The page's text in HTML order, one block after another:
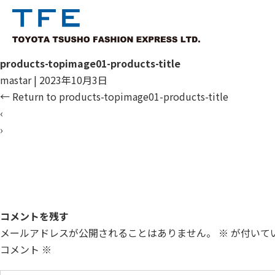
products-topimage01-products-title
mastar | 2023年10月3日
← Return to products-topimage01-products-title
‹
›
コメントを残す
メールアドレスが公開されることはありません。
※ が付いて
コメント ※